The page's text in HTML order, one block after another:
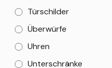
Türschilder
Überwürfe
Uhren
Unterschränke